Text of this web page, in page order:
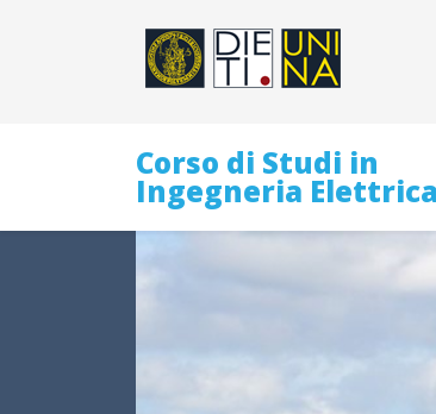
Corso di Studi in
Ingegneria Elettrica